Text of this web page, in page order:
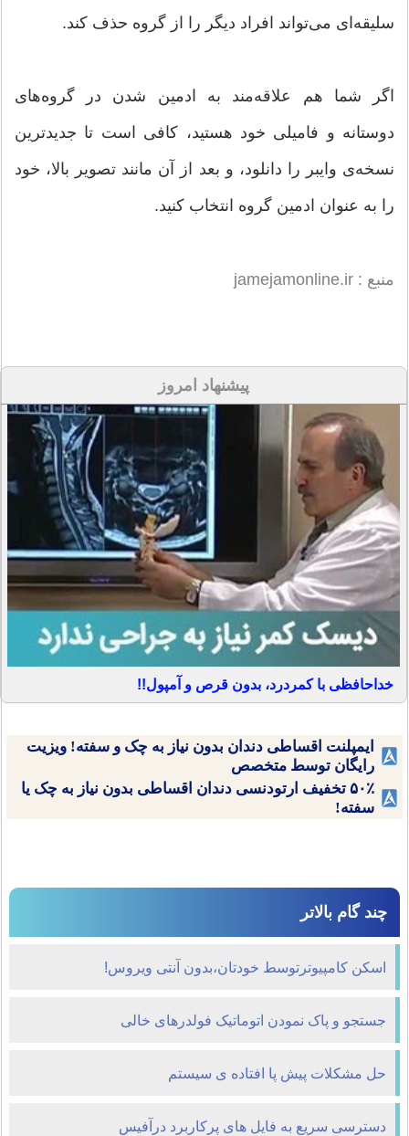
سلیقه‌ای می‌تواند افراد دیگر را از گروه حذف کند.
اگر شما هم علاقه‌مند به ادمین شدن در گروه‌های
دوستانه و فامیلی خود هستید، کافی است تا جدیدترین
نسخه‌ی وایبر را دانلود، و بعد از آن مانند تصویر بالا، خود
را به عنوان ادمین گروه انتخاب کنید.
منبع : jamejamonline.ir
پیشنهاد امروز
خداحافظی با کمردرد، بدون قرص و آمپول!!
ایمپلنت اقساطی دندان بدون نیاز به چک و سفته! ویزیت
رایگان توسط متخصص
۵۰٪ تخفیف ارتودنسی دندان اقساطی بدون نیاز به چک یا
سفته!
چند گام بالاتر
اسکن کامپیوترتوسط خودتان،بدون آنتی ویروس!
جستجو و پاک نمودن اتوماتیک فولدرهای خالی
حل مشکلات پیش پا افتاده ی سیستم
دسترسی سریع به فایل های پرکاربرد درآفیس